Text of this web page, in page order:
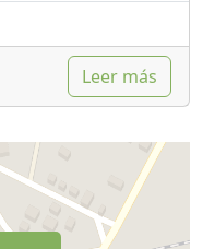
Leer más